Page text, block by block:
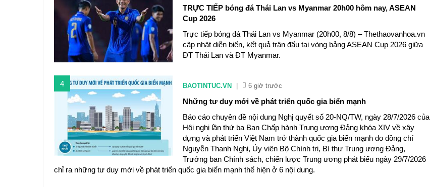
TRỰC TIẾP bóng đá Thái Lan vs Myanmar 20h00 hôm nay, ASEAN
Cup 2026
Trực tiếp bóng đá Thái Lan vs Myanmar (20h00, 8/8) – Thethaovanhoa.vn
cập nhật diễn biến, kết quả trận đấu tại vòng bảng ASEAN Cup 2026 giữa
ĐT Thái Lan và ĐT Myanmar.
4 BAOTINTUC.VN 6 giờ trước
Những tư duy mới về phát triển quốc gia biển mạnh
Báo cáo chuyên đề nội dung Nghị quyết số 20-NQ/TW, ngày 28/7/2026 của
Hội nghị lần thứ ba Ban Chấp hành Trung ương Đảng khóa XIV về xây
dựng và phát triển Việt Nam trở thành quốc gia biển mạnh do đồng chí
Nguyễn Thanh Nghị, Ủy viên Bộ Chính trị, Bí thư Trung ương Đảng,
Trưởng ban Chính sách, chiến lược Trung ương phát biểu ngày 29/7/2026
chỉ ra những tư duy mới về phát triển quốc gia biển mạnh thể hiện ở 6 nội dung.